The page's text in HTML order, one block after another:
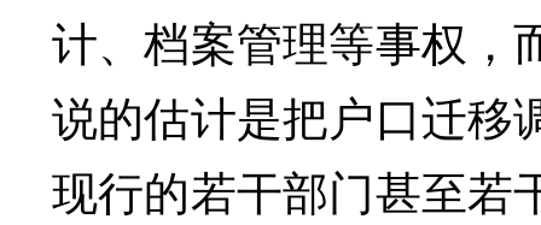
计、档案管理等事权，
说的估计是把户口迁移
现行的若干部门甚至若